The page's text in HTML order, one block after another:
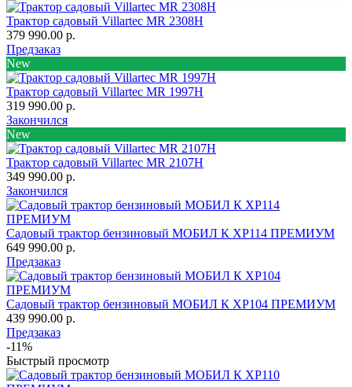
Трактор садовый Villartec MR 2308H
379 990.00 р.
Предзаказ
New
Трактор садовый Villartec MR 1997H
319 990.00 р.
Закончился
New
Трактор садовый Villartec MR 2107H
349 990.00 р.
Закончился
Садовый трактор бензиновый МОБИЛ К XP114 ПРЕМИУМ
649 990.00 р.
Предзаказ
Садовый трактор бензиновый МОБИЛ К XP104 ПРЕМИУМ
439 990.00 р.
Предзаказ
-11%
Быстрый просмотр